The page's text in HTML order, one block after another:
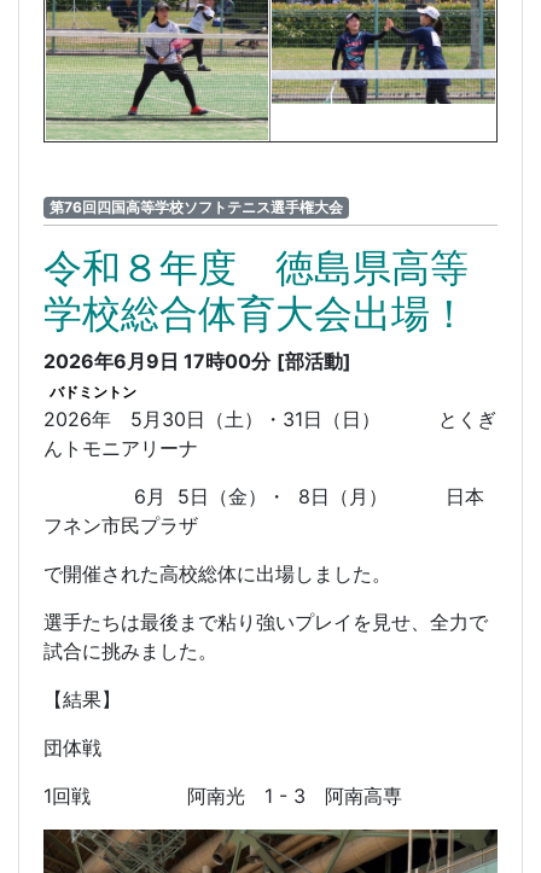
第76回四国高等学校ソフトテニス選手権大会
令和８年度 徳島県高等
学校総合体育大会出場！
2026年6月9日 17時00分 [部活動]
バドミントン
2026年 5月30日（土）・31日（日） とくぎ
んトモニアリーナ
6月 5日（金）・ 8日（月） 日本
フネン市民プラザ
で開催された高校総体に出場しました。
選手たちは最後まで粘り強いプレイを見せ、全力で
試合に挑みました。
【結果】
団体戦
1回戦 阿南光 1 - 3 阿南高専